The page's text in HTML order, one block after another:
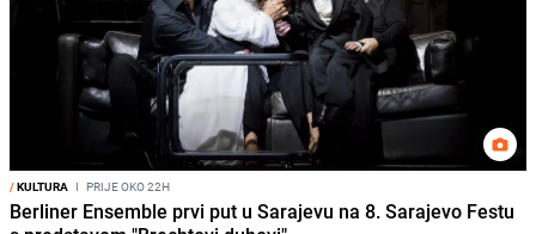
/KULTURA I PRIJE OKO 22H
Berliner Ensemble prvi put u Sarajevu na 8. Sarajevo Festu